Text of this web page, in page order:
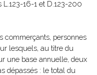
16-1 et D.123-200
commerçants, personnes
lesquels, au titre du
une base annuelle, deux
dépassés : le total du